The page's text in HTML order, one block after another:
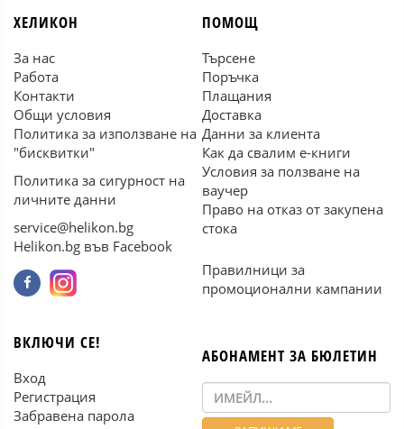
ХЕЛИКОН
За нас
Работа
Контакти
Общи условия
Политика за използване на
"бисквитки"
Политика за сигурност на
личните данни
service@helikon.bg
Helikon.bg във Facebook
ПОМОЩ
Търсене
Поръчка
Плащания
Доставка
Данни за клиента
Как да свалим е-книги
Условия за ползване на
ваучер
Право на отказ от закупена
стока
Правилници за
промоционални кампании
ВКЛЮЧИ СЕ!
Вход
Регистрация
Забравена парола
АБОНАМЕНТ ЗА БЮЛЕТИН